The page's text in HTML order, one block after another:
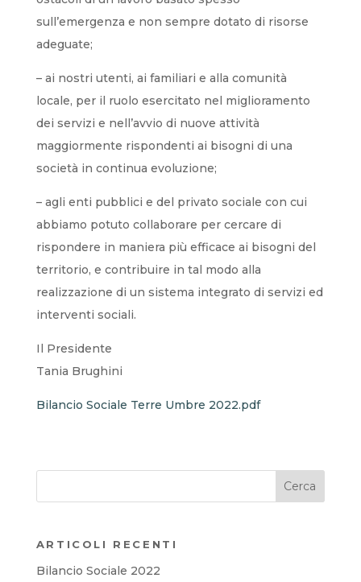
sull’emergenza e non sempre dotato di risorse
adeguate;
– ai nostri utenti, ai familiari e alla comunità
locale, per il ruolo esercitato nel miglioramento
dei servizi e nell’avvio di nuove attività
maggiormente rispondenti ai bisogni di una
società in continua evoluzione;
– agli enti pubblici e del privato sociale con cui
abbiamo potuto collaborare per cercare di
rispondere in maniera più efficace ai bisogni del
territorio, e contribuire in tal modo alla
realizzazione di un sistema integrato di servizi ed
interventi sociali.
Il Presidente
Tania Brughini
Bilancio Sociale Terre Umbre 2022.pdf
ARTICOLI RECENTI
Bilancio Sociale 2022